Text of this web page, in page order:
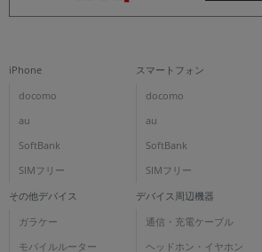
iPhone
docomo
au
SoftBank
SIMフリー
スマートフォン
docomo
au
SoftBank
SIMフリー
その他デバイス
ガラケー
モバイルルーター
デバイス周辺機器
通信・充電ケーブル
ヘッドホン・イヤホン